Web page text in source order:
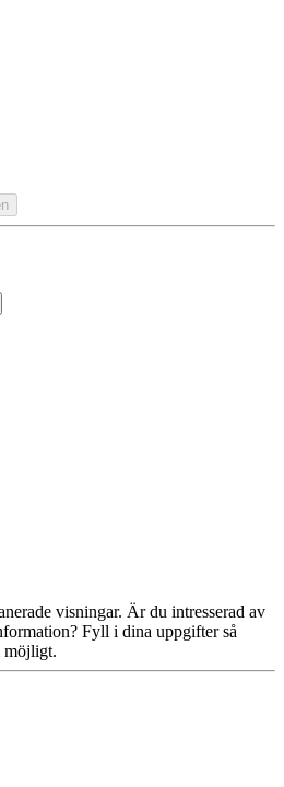
visningar. Är du intresserad av
Fyll i dina uppgifter så
möjligt.